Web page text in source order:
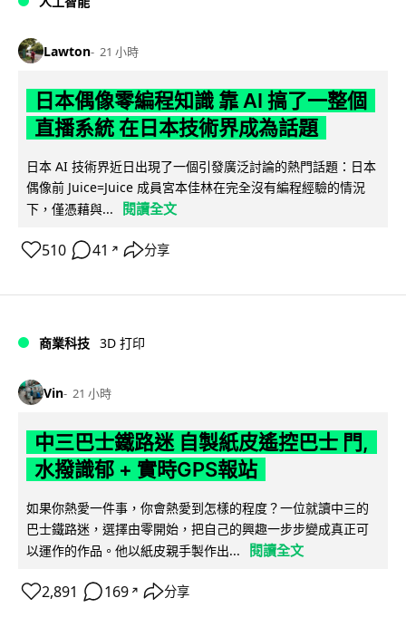
Lawton 21 小時
日本偶像零編程知識 靠 AI 搞了一整個
直播系統 在日本技術界成為話題
日本 AI 技術界近日出現了一個引發廣泛討論的熱門話題：日本
偶像前 Juice=Juice 成員宮本佳林在完全沒有編程經驗的情況
下，僅憑藉與...
閱讀全文
510 41 ↗ 分享
商業科技 3D 打印
Vin 21 小時
中三巴士鐵路迷 自製紙皮遙控巴士 門,
水撥識郁 + 實時GPS報站
如果你熱愛一件事，你會熱愛到怎樣的程度？一位就讀中三的
巴士鐵路迷，選擇由零開始，把自己的興趣一步步變成真正可
以運作的作品。他以紙皮親手製作出...
閱讀全文
2,891 169 ↗ 分享